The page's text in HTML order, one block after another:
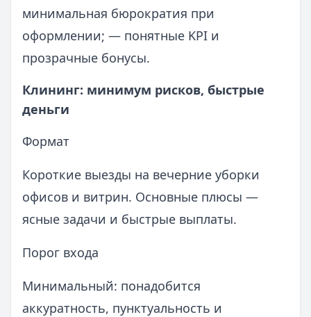
минимальная бюрократия при
оформлении; — понятные KPI и
прозрачные бонусы.
Клининг: минимум рисков, быстрые
деньги
Формат
Короткие выезды на вечерние уборки
офисов и витрин. Основные плюсы —
ясные задачи и быстрые выплаты.
Порог входа
Минимальный: понадобится
аккуратность, пунктуальность и